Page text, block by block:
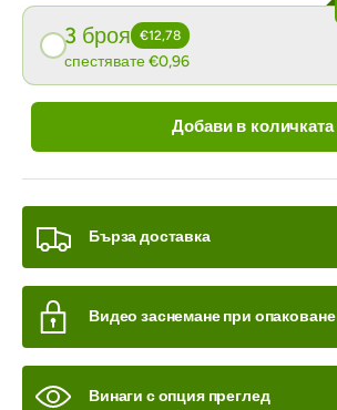
3 броя €12,78
спестявате €0,96
Добави в количката
Бърза доставка
Видео заснемане при опаковане
Винаги с опция преглед